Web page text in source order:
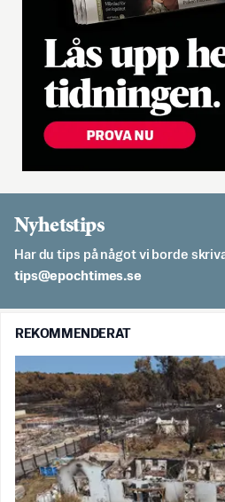
Nyhetstips
Har du tips på något vi borde
es.semithcope@spit
REKOMMENDERAT